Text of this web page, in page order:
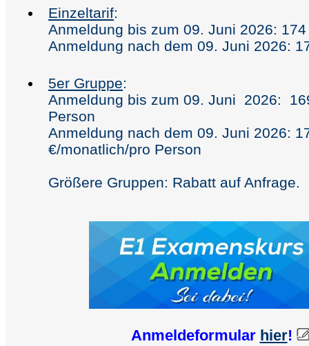
Einzeltarif:
Anmeldung bis zum 09. Juni 2026:
Anmeldung nach dem 09. Juni 2026:
5er Gruppe:
Anmeldung bis zum 09. Juni 2026:
Person
Anmeldung nach dem 09. Juni 2026:
€/monatlich/pro Person
Größere Gruppen: Rabatt auf Anfrage.
Anmeldeformular hier!